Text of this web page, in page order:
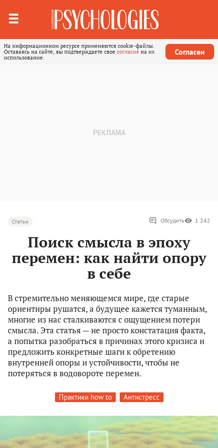
На информационном ресурсе применяются cookie-файлы.
Оставаясь на сайте, вы подтверждаете свое согласие на их
использование.
Согласен
Статьи Обсудить 1 242
Поиск смысла в эпоху
перемен: как найти опору
в себе
В стремительно меняющемся мире, где старые
ориентиры рушатся, а будущее кажется туманным,
многие из нас сталкиваются с ощущением потери
смысла. Эта статья — не просто констатация факта,
а попытка разобраться в причинах этого кризиса и
предложить конкретные шаги к обретению
внутренней опоры и устойчивости, чтобы не
потеряться в водовороте перемен.
Практики how to Антистресс